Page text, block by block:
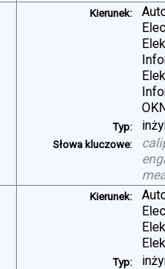
Kierunek:
Typ:
Słowa kluczowe:
Kierunek:
Typ: